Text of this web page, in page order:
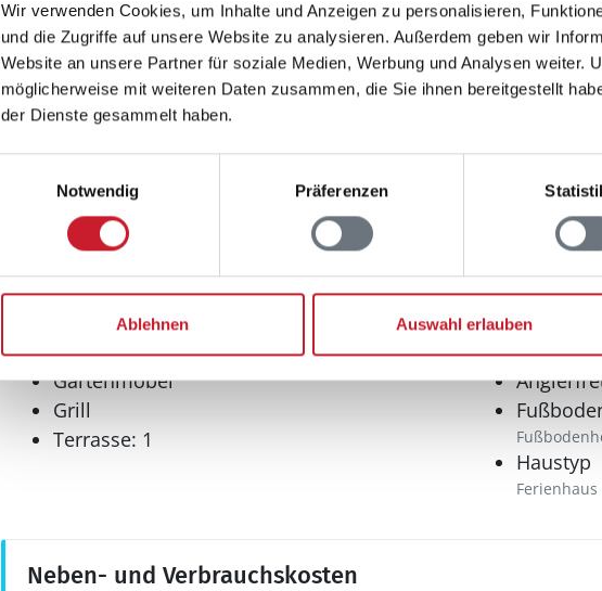
Wir verwenden Cookies, um Inhalte und Anzeigen zu personalisieren,
und die Zugriffe auf unsere Website zu analysieren. Außerdem geben wir
Website an unsere Partner für soziale Medien, Werbung und Analysen weiter.
möglicherweise mit weiteren Daten zusammen, die Sie ihnen bereitgestellt
der Dienste gesammelt haben.
Notwendig
Präferenzen
Ablehnen Auswahl erlauben
Elektroherd mit Backofen
Kaffeemaschine
Kühlschrank
Mikrowelle
Trockner
Wellness
Sauna
Whirlpool
Internet
WLAN
Gartenmöbel
Grill
Terrasse: 1
Haustyp
Ferienhaus
Neben- und Verbrauchskosten